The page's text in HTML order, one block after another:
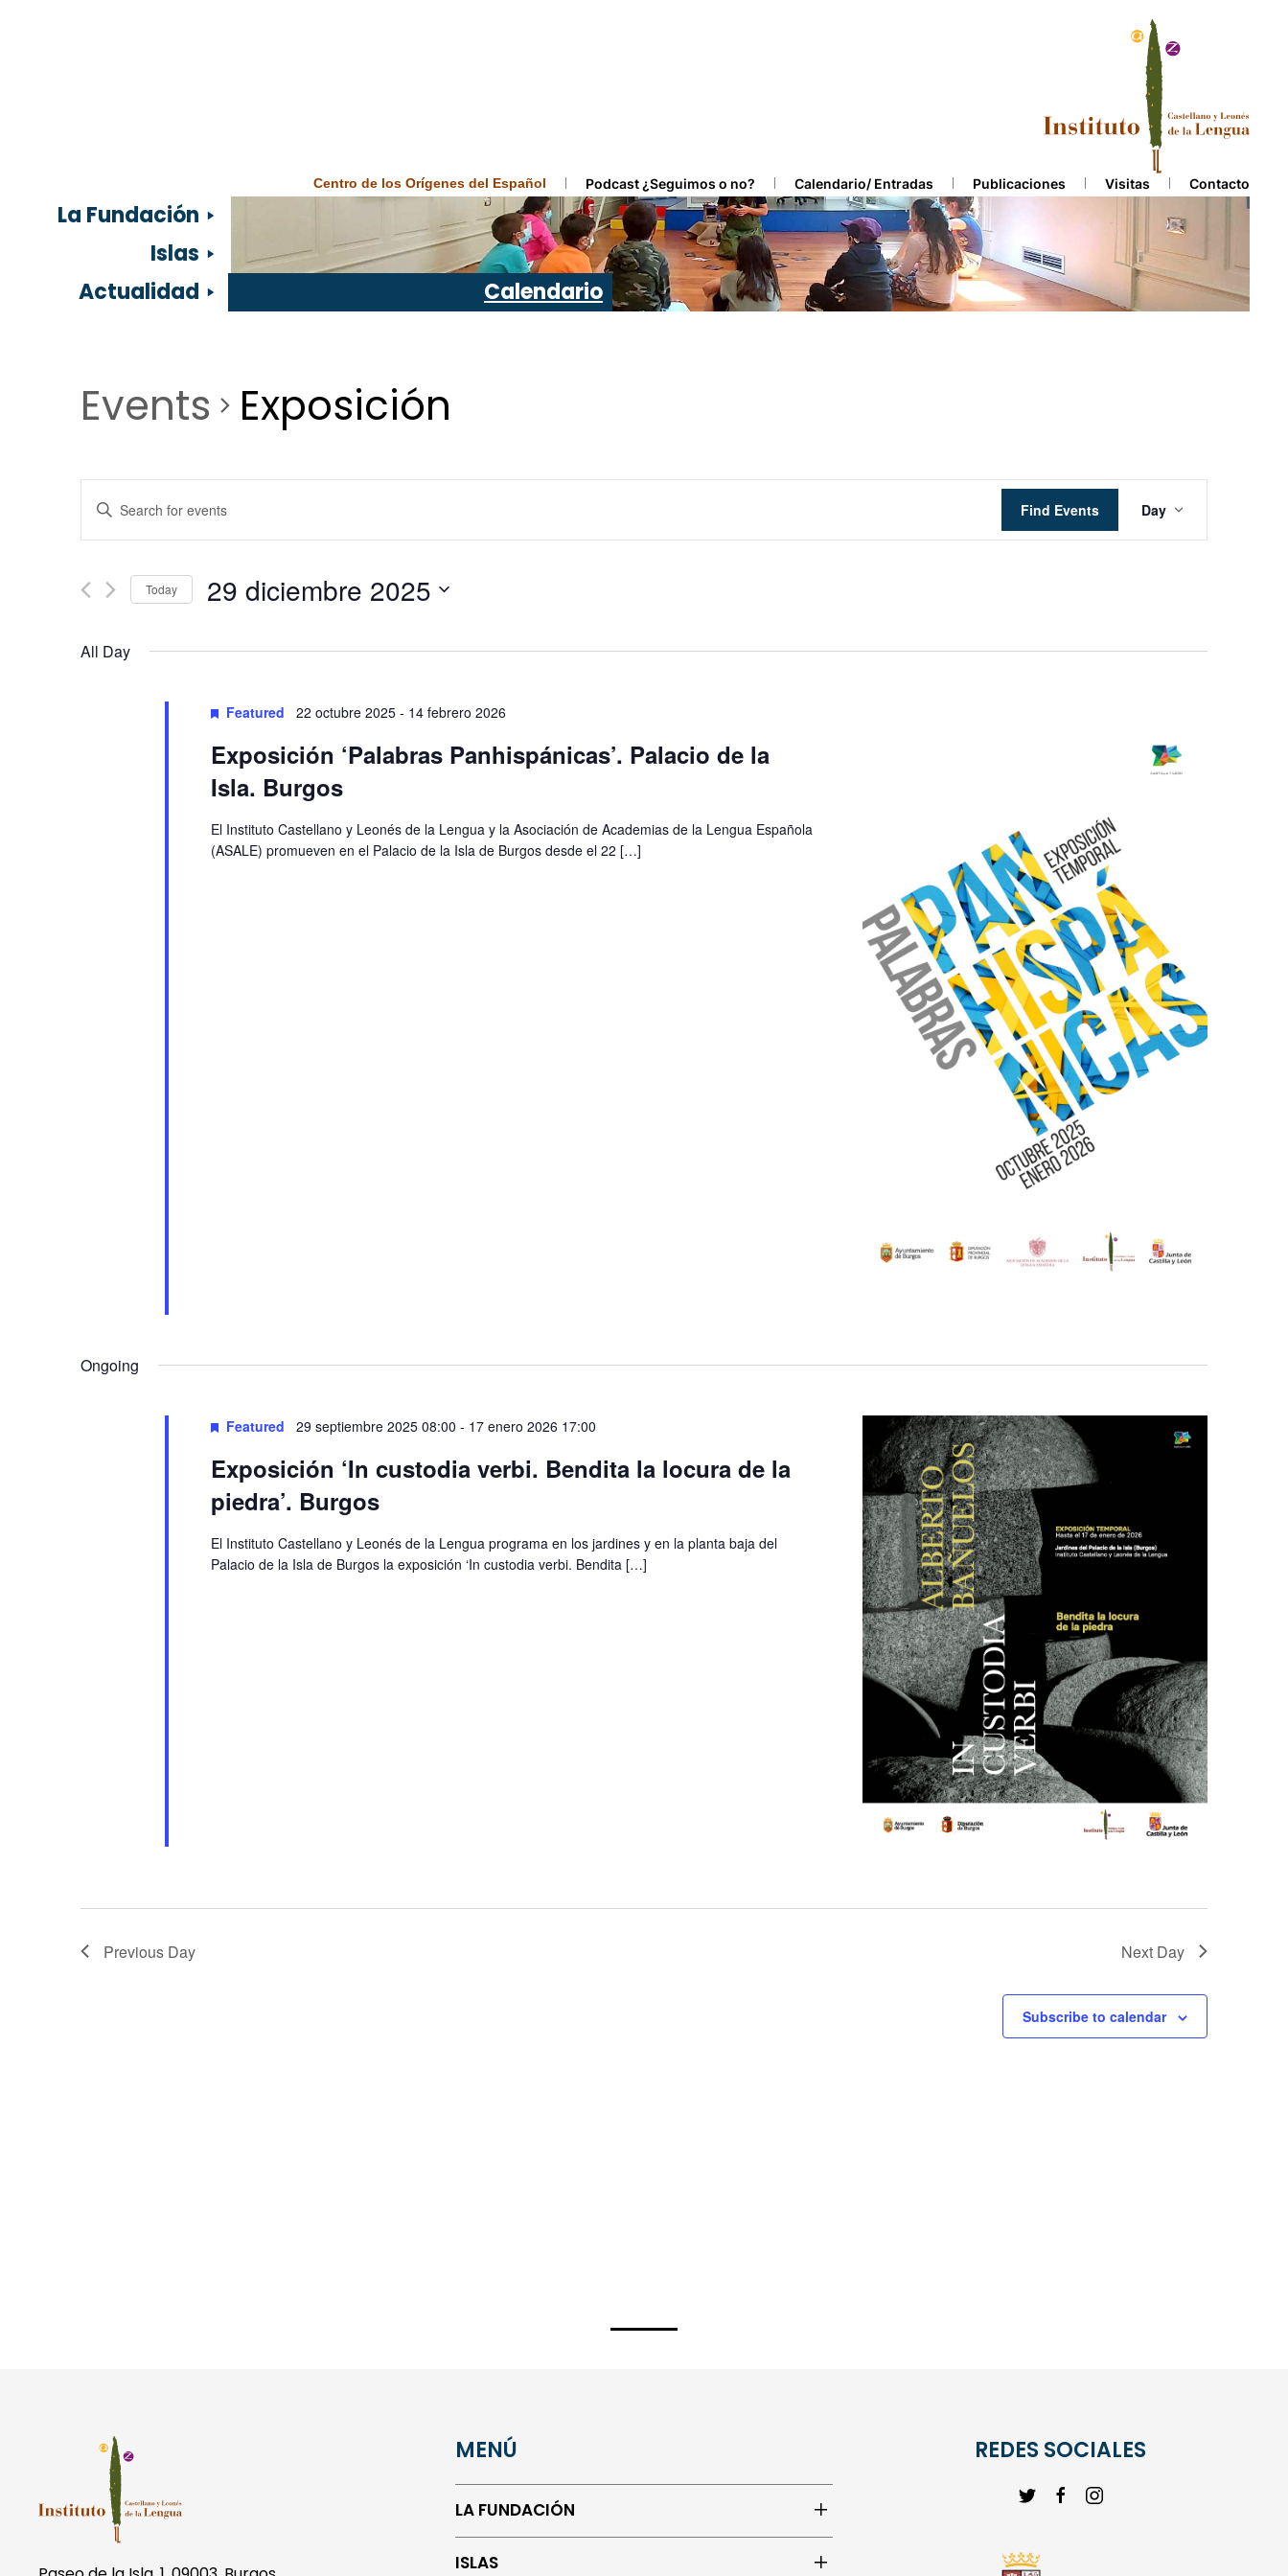
Centro de los Orígenes del Español Podcast ¿Seguimos o no? Calendario/ Entradas Publicaciones Visitas Contacto
La Fundación
Islas
Actualidad
Calendario
Events Exposición
Events
Search
and
Views
Navigation
Enter
Keyword.
Search
Events
Find Events
Views
Navigation
Day
Today 29 diciembre 2025
All Day
Featured 22 octubre 2025- 14 febrero 2026
Exposición ‘Palabras Panhispánicas’. Palacio de la
Isla. Burgos
El Instituto Castellano y Leonés de la Lengua y la Asociación de Academias de la Lengua Española
(ASALE) promueven en el Palacio de la Isla de Burgos desde el 22 […]
Ongoing
Featured 29 septiembre 2025 08:00 - 17 enero 2026 17:00
Exposición ‘In custodia verbi. Bendita la locura de la
piedra’. Burgos
El Instituto Castellano y Leonés de la Lengua programa en los jardines y en la planta baja del
Palacio de la Isla de Burgos la exposición ‘In custodia verbi. Bendita […]
Previous Day Next Day
Subscribe to calendar
MENÚ
LA FUNDACIÓN
ISLAS
REDES SOCIALES